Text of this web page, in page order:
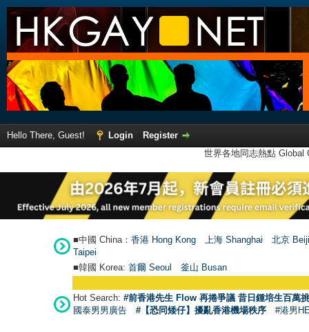
Hello There, Guest! Login
Register
世界各地同志熱點
■中國 China： 香港 Hong Kong 上海 Shanghai
北京
Taipei
■韓國 Korea: 首爾 Seoul 釜山 Busan
Hot Search: #前香港先生 Flow 再捲爭議 昔日鍾培生百萬
國泰男男廣告
#【恐同矮仔】擾亂香港機場秩序 #港男